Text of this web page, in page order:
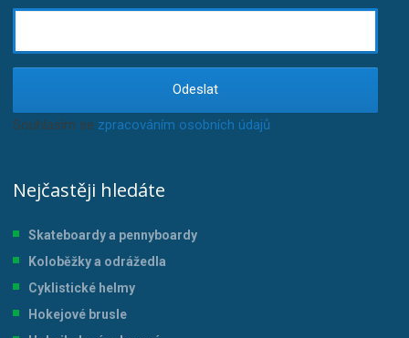
Odeslat
Souhlasím se zpracováním osobních údajů.
Nejčastěji hledáte
Skateboardy a pennyboardy
Koloběžky a odrážedla
Cyklistické helmy
Hokejové brusle